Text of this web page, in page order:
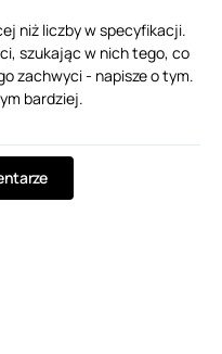
niż liczby w specyfikacji.
szukając w nich tego, co
zachwyci - napisze o tym.
bardziej.